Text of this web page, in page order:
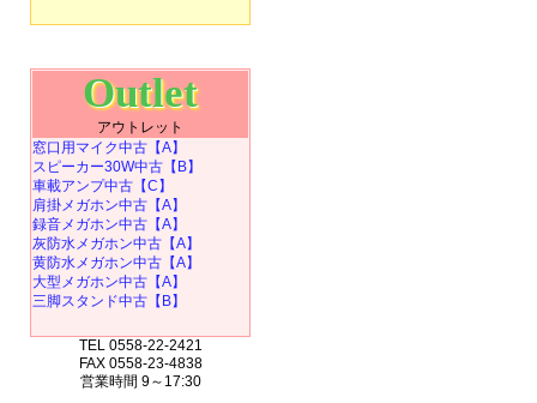
Outlet
アウトレット
窓口用マイク中古【A】
スピーカー30W中古【B】
車載アンプ中古【C】
肩掛メガホン中古【A】
録音メガホン中古【A】
灰防水メガホン中古【A】
黄防水メガホン中古【A】
大型メガホン中古【A】
三脚スタンド中古【B】
TEL 0558-22-2421
FAX 0558-23-4838
営業時間 9～17:30